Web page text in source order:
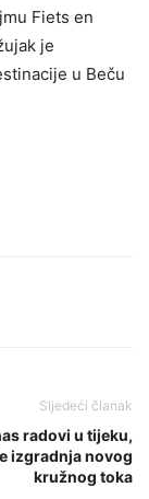
Fiets en
je
u Beču
Sljedeći članak
radovi u tijeku,
izgradnja novog
kružnog toka